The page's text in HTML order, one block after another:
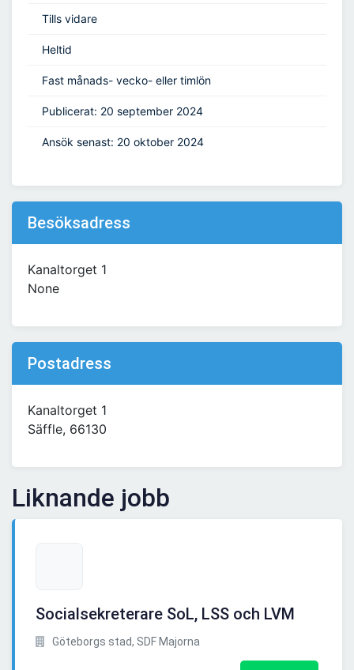
Tills vidare
Heltid
Fast månads- vecko- eller timlön
Publicerat: 20 september 2024
Ansök senast: 20 oktober 2024
Besöksadress
Kanaltorget 1
None
Postadress
Kanaltorget 1
Säffle, 66130
Liknande jobb
Socialsekreterare SoL, LSS och LVM
Göteborgs stad, SDF Majorna